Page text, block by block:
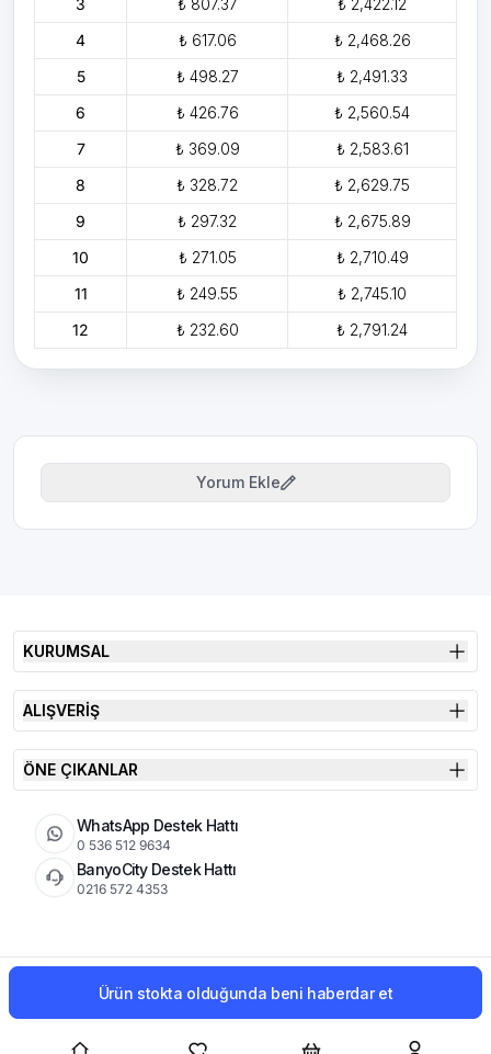
Ürün stokta olduğunda beni haberdar et
3
₺ 807.37
₺ 2,422.12
4
₺ 617.06
₺ 2,468.26
5
₺ 498.27
₺ 2,491.33
6
₺ 426.76
₺ 2,560.54
7
₺ 369.09
₺ 2,583.61
8
₺ 328.72
₺ 2,629.75
9
₺ 297.32
₺ 2,675.89
10
₺ 271.05
₺ 2,710.49
11
₺ 249.55
₺ 2,745.10
12
₺ 232.60 ₺ 2,791.24
Yorum Ekle
KURUMSAL
ALIŞVERİŞ
ÖNE ÇIKANLAR
WhatsApp Destek Hattı
0 536 512 9634
BanyoCity Destek Hattı
0216 572 4353
© 2026 Şimşek Banyo & Seramik | Tüm Hakları Saklıdır